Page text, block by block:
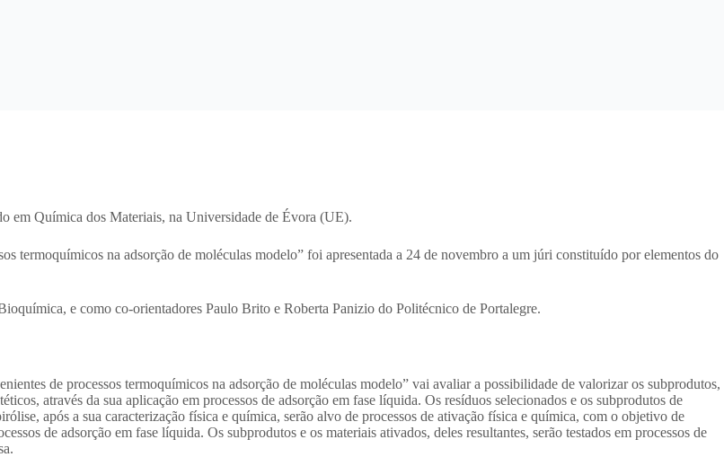
em Química dos Materiais, na Universidade de Évora (UE).
termoquímicos na adsorção de moléculas modelo” foi apresentada a 24 de novembro a um júri constituído por elementos do
e como co-orientadores Paulo Brito e Roberta Panizio do Politécnico de Portalegre.
de processos termoquímicos na adsorção de moléculas modelo” vai avaliar a possibilidade de valorizar os subprodutos,
através da sua aplicação em processos de adsorção em fase líquida. Os resíduos selecionados e os subprodutos de
após a sua caracterização física e química, serão alvo de processos de ativação física e química, com o objetivo de
de adsorção em fase líquida. Os subprodutos e os materiais ativados, deles resultantes, serão testados em processos de